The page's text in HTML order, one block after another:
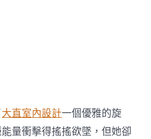
大直室內設計一個優雅的旋
量衝擊得搖搖欲墜，但她卻